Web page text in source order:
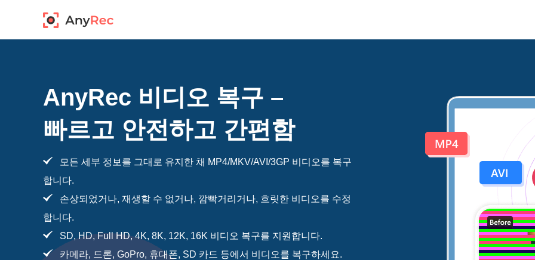
AnyRec 비디오 복구 –
빠르고 안전하고 간편함
모든 세부 정보를 그대로 유지한 채 MP4/MKV/AVI/3GP 비디오를 복구
합니다.
손상되었거나, 재생할 수 없거나, 깜빡거리거나, 흐릿한 비디오를 수정
합니다.
SD, HD, Full HD, 4K, 8K, 12K, 16K 비디오 복구를 지원합니다.
카메라, 드론, GoPro, 휴대폰, SD 카드 등에서 비디오를 복구하세요.